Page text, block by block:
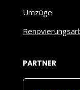
Umzüge
PARTNER